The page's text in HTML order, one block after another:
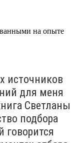
на опыте
источников
для меня
Светланы
подбора
говорится